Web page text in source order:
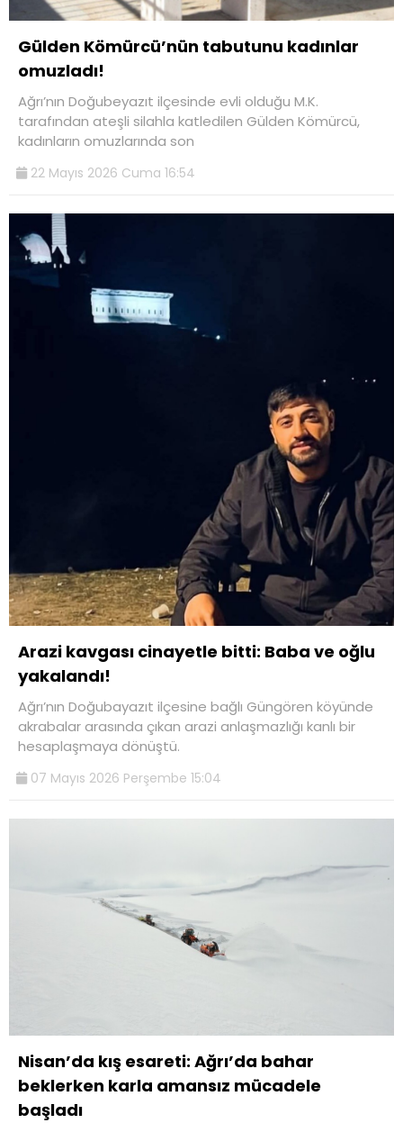
Gülden Kömürcü’nün tabutunu kadınlar
omuzladı!
Ağrı’nın Doğubeyazıt ilçesinde evli olduğu M.K.
tarafından ateşli silahla katledilen Gülden Kömürcü,
kadınların omuzlarında son
22 Mayıs 2026 Cuma 16:54
Arazi kavgası cinayetle bitti: Baba ve oğlu
yakalandı!
Ağrı’nın Doğubayazıt ilçesine bağlı Güngören köyünde
akrabalar arasında çıkan arazi anlaşmazlığı kanlı bir
hesaplaşmaya dönüştü.
07 Mayıs 2026 Perşembe 15:04
Nisan’da kış esareti: Ağrı’da bahar
beklerken karla amansız mücadele
başladı